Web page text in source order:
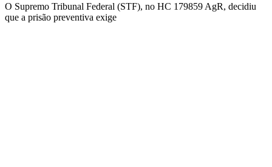
O Supremo Tribunal Federal (STF), no HC 179859 AgR, decidiu
que a prisão preventiva exige